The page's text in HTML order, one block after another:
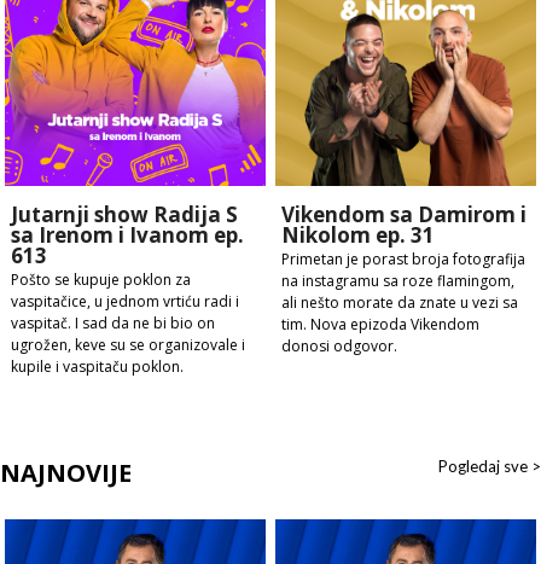
Jutarnji show Radija S
sa Irenom i Ivanom ep.
613
Pošto se kupuje poklon za
vaspitačice, u jednom vrtiću radi i
vaspitač. I sad da ne bi bio on
ugrožen, keve su se organizovale i
kupile i vaspitaču poklon.
Vikendom sa Damirom i
Nikolom ep. 31
Primetan je porast broja fotografija
na instagramu sa roze flamingom,
ali nešto morate da znate u vezi sa
tim. Nova epizoda Vikendom
donosi odgovor.
NAJNOVIJE Pogledaj sve >